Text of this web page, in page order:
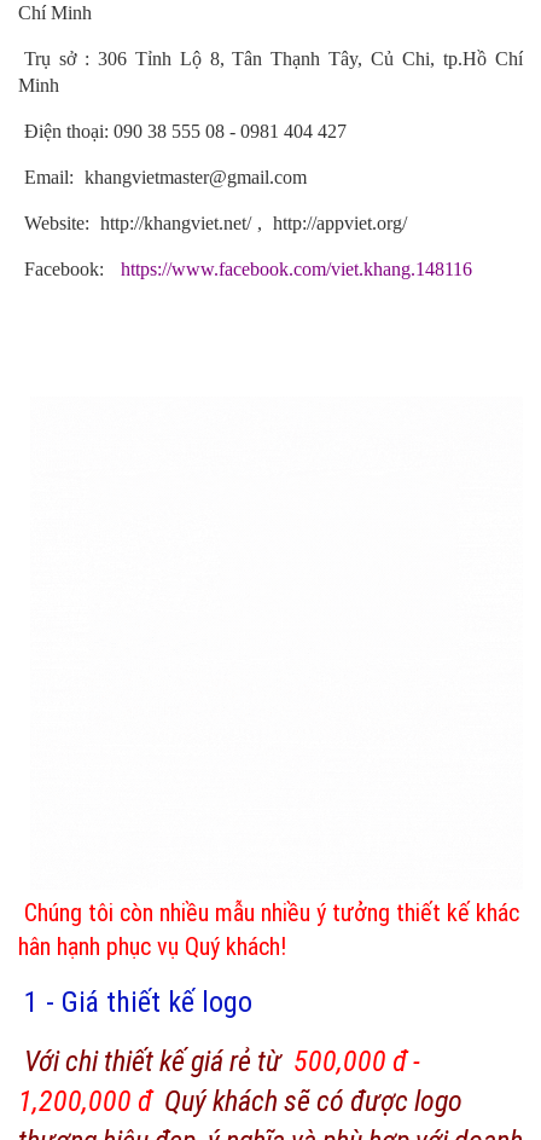
Chí Minh
Trụ sở : 306 Tỉnh Lộ 8, Tân Thạnh Tây, Củ Chi, tp.Hồ Chí
Minh
Điện thoại: 090 38 555 08 - 0981 404 427
Email: khangvietmaster@gmail.com
Website: http://khangviet.net/ , http://appviet.org/
Facebook: https://www.facebook.com/viet.khang.148116
Chúng tôi còn nhiều mẫu nhiều ý tưởng thiết kế khác
hân hạnh phục vụ Quý khách!
1 - Giá thiết kế logo
Với chi thiết kế giá rẻ từ 500,000 đ -
1,200,000 đ Quý khách sẽ có được logo